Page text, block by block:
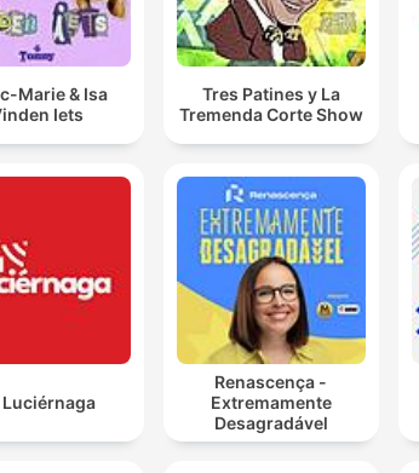
Marie & Isa
Iets
Tres Patines y La
Tremenda Corte Show
Luciérnaga
Renascença -
Extremamente
Desagradável